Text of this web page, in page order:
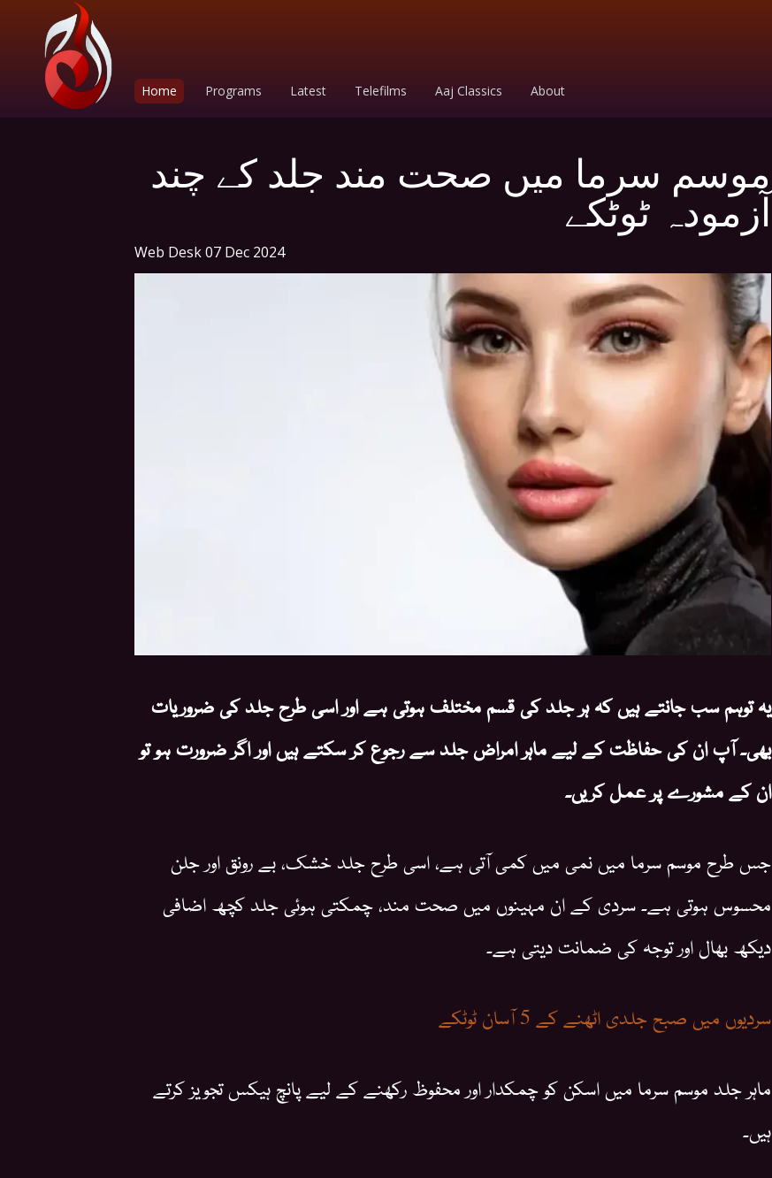
Home Programs Latest Telefilms Aaj Classics About
موسم سرما میں صحت مند جلد کے چند
آزمودہ ٹوٹکے
Web Desk07 Dec 2024
یہ توہم سب جانتے ہیں کہ ہر جلد کی قسم مختلف ہوتی ہے اور اسی طرح جلد کی ضروریات
بھی۔ آپ ان کی حفاظت کے لیے ماہر امراض جلد سے رجوع کر سکتے ہیں اور اگر ضرورت ہو تو
ان کے مشورے پر عمل کریں۔
جس طرح موسم سرما میں نمی میں کمی آتی ہے، اسی طرح جلد خشک، بے رونق اور جلن
محسوس ہوتی ہے۔ سردی کے ان مہینوں میں صحت مند، چمکتی ہوئی جلد کچھ اضافی
دیکھ بھال اور توجہ کی ضمانت دیتی ہے۔
سردیوں میں صبح جلدی اٹھنے کے 5 آسان ٹوٹکے
ماہر جلد موسم سرما میں اسکن کو چمکدار اور محفوظ رکھنے کے لیے پانچ ہیکس تجویز کرتے
ہیں۔